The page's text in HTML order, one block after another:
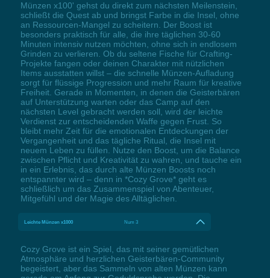
Münzen x100' gehst du direkt zum nächsten Meilenstein,
schließt die Quest ab und bringst Farbe in die Insel, ohne
an Ressourcen-Mangel zu scheitern. Der Boost ist
besonders praktisch für alle, die ihre täglichen 30-60
Minuten intensiv nutzen möchten, ohne sich in endlosem
Grinden zu verlieren. Ob du seltene Fische für Crafting-
Projekte fangen oder deinen Charakter mit nützlichen
Items ausstatten willst – die schnelle Münzen-Aufladung
sorgt für flüssige Progression und mehr Raum für kreative
Freiheit. Gerade in Momenten, in denen die Geisterbären
auf Unterstützung warten oder das Camp auf den
nächsten Level gebracht werden soll, wird der leichte
Verdienst zur entscheidenden Waffe gegen Frust. So
bleibt mehr Zeit für die emotionalen Entdeckungen der
Vergangenheit und das tägliche Ritual, die Insel mit
neuem Leben zu füllen. Nutze den Boost, um die Balance
zwischen Pflicht und Kreativität zu wahren, und tauche ein
in ein Erlebnis, das durch alte Münzen Boosts noch
entspannter wird – denn in *Cozy Grove* geht es
schließlich um das Zusammenspiel von Abenteuer,
Mitgefühl und der Magie des Alltäglichen.
Leichte Münzen x1000 Num 3
Cozy Grove ist ein Spiel, das mit seiner gemütlichen
Atmosphäre und herzlichen Geisterbären-Community
begeistert, aber das Sammeln von alten Münzen kann